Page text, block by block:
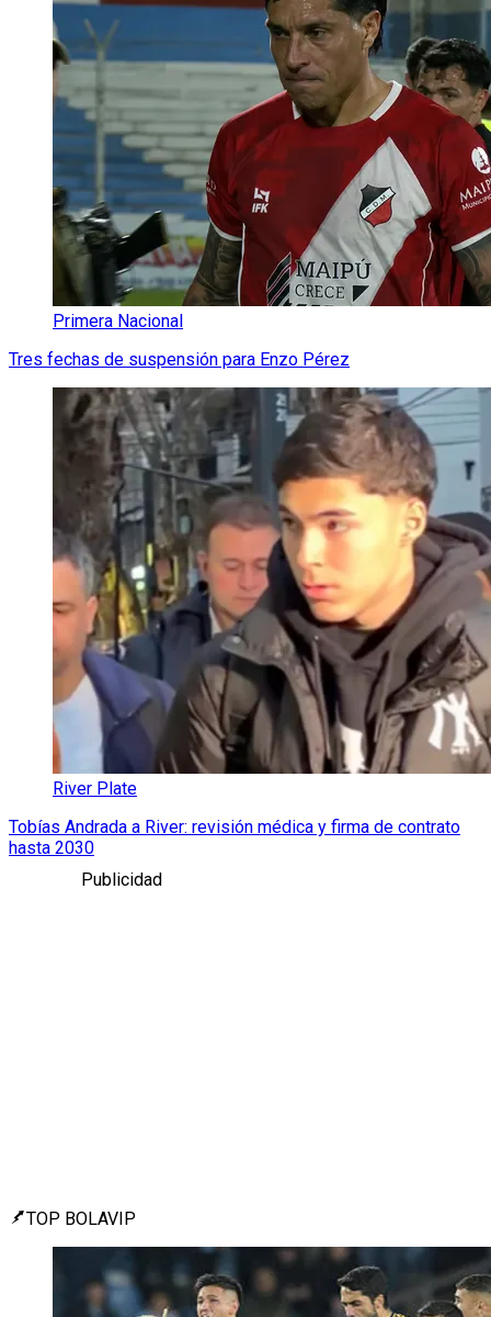
Primera Nacional
Tres fechas de suspensión para Enzo Pérez
River Plate
Tobías Andrada a River: revisión médica y firma de contrato
hasta 2030
Publicidad
TOP BOLAVIP